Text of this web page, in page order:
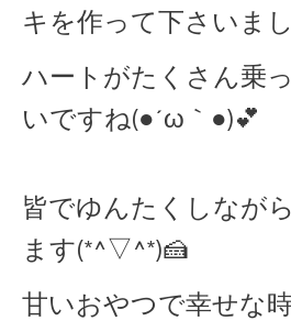
キを作って下さいま
ハートがたくさん乗
いですね(●´ω｀●)💕
皆でゆんたくしなが
ます(*^▽^*)🍰
甘いおやつで幸せな